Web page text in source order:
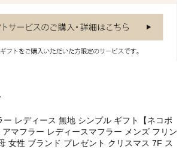
ー レディース 無地 シンプル ギフト【ネコポ
マフラー レディースマフラー メンズ フリン
女性 ブランド プレゼント クリスマス 7F ス